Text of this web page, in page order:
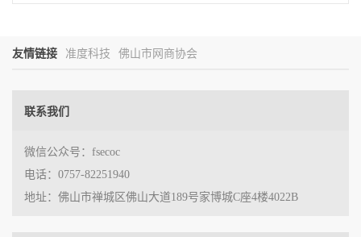
友情链接 准度科技 佛山市网商协会
联系我们
微信公众号：fsecoc
电话：0757-82251940
地址：佛山市禅城区佛山大道189号家博城C座4楼4022B